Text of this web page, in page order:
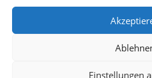
Einstellungen
www.bunter-kreis-
© 2022 BUNTER KREIS